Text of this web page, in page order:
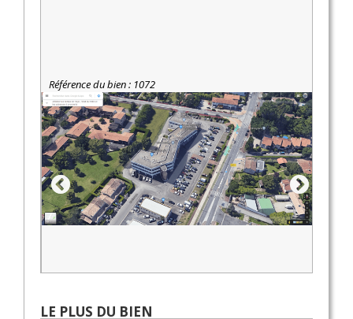
Référence du bien : 1072
LE PLUS DU BIEN